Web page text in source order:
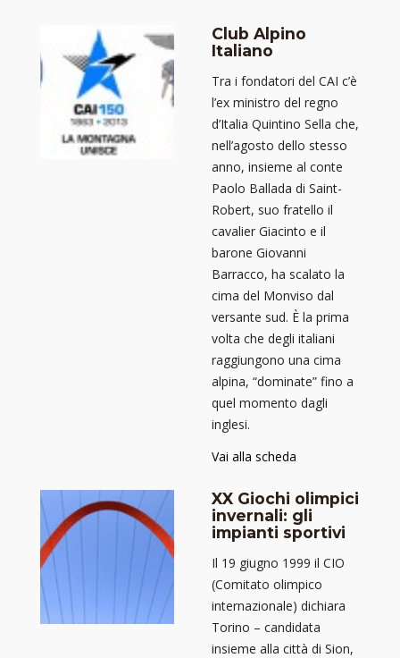
Club Alpino
Italiano
Tra i fondatori del CAI c’è
l’ex ministro del regno
d’Italia Quintino Sella che,
nell’agosto dello stesso
anno, insieme al conte
Paolo Ballada di Saint-
Robert, suo fratello il
cavalier Giacinto e il
barone Giovanni
Barracco, ha scalato la
cima del Monviso dal
versante sud. È la prima
volta che degli italiani
raggiungono una cima
alpina, “dominate” fino a
quel momento dagli
inglesi.
Vai alla scheda
XX Giochi olimpici
invernali: gli
impianti sportivi
Il 19 giugno 1999 il CIO
(Comitato olimpico
internazionale) dichiara
Torino – candidata
insieme alla città di Sion,